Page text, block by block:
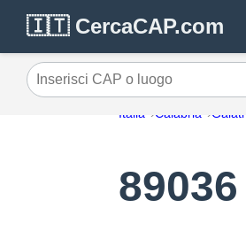
🇮🇹 CercaCAP.com
Inserisci CAP o luogo
Italia Calabria Galati